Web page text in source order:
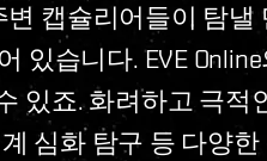
변 캡슐리어들이 탐낼
있습니다. EVE
있죠. 화려하고 극적
심화 탐구 등 다양